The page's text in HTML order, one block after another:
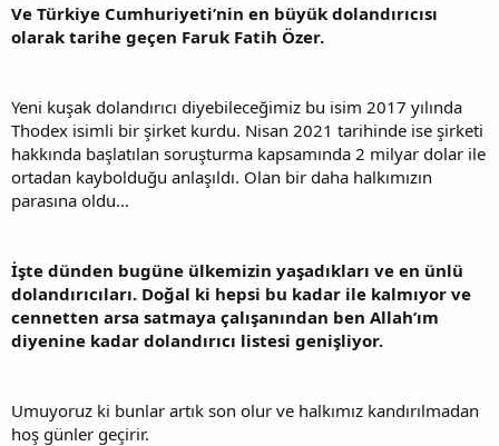
Ve Türkiye Cumhuriyeti’nin en büyük dolandırıcısı
olarak tarihe geçen Faruk Fatih Özer.
Yeni kuşak dolandırıcı diyebileceğimiz bu isim 2017 yılında
Thodex isimli bir şirket kurdu. Nisan 2021 tarihinde ise şirketi
hakkında başlatılan soruşturma kapsamında 2 milyar dolar ile
ortadan kaybolduğu anlaşıldı. Olan bir daha halkımızın
parasına oldu…
İşte dünden bugüne ülkemizin yaşadıkları ve en ünlü
dolandırıcıları. Doğal ki hepsi bu kadar ile kalmıyor ve
cennetten arsa satmaya çalışanından ben Allah’ım
diyenine kadar dolandırıcı listesi genişliyor.
Umuyoruz ki bunlar artık son olur ve halkımız kandırılmadan
hoş günler geçirir.